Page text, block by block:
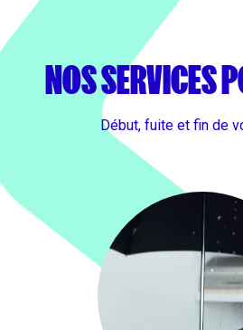
NOS SERVICES
Début, fuite et fin de